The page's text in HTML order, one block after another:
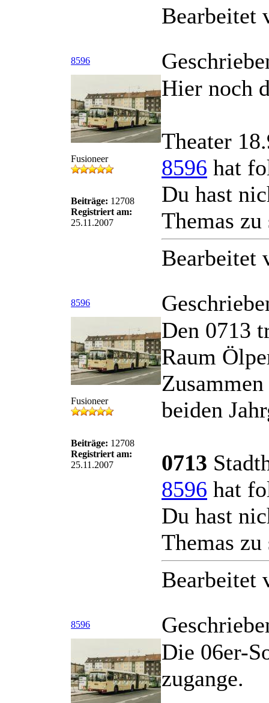
Bearbeitet
8596
Fusioneer
Beiträge: 12708
Registriert am:
25.11.2007
Hier noch
Theater
8596 hat
Du hast
Themas zu
Bearbeitet
8596
Fusioneer
Beiträge: 12708
Registriert am:
25.11.2007
Den 0713
Raum
beiden
0713
8596 hat
Du hast
Themas zu
Bearbeitet
8596
Die 06er-
zugange.